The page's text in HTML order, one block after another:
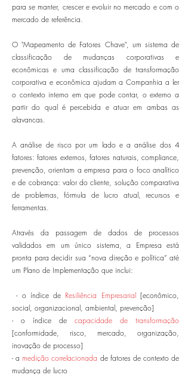
para se manter, crescer e evoluir no mercado e com o
mercado de referência.
O "Mapeamento de Fatores Chave", um sistema de
classificação de mudanças corporativas e
econômicas e uma classificação de transformação
corporativa e econômica ajudam a Companhia a ler
o contexto interno em que pode contar, o externo a
partir do qual é percebida e atuar em ambas as
alavancas.
A análise de risco por um lado e a análise dos 4
fatores: fatores externos, fatores naturais, compliance,
prevenção, orientam a empresa para o foco analítico
e de cobrança: valor do cliente, solução comparativa
de problemas, fórmula de lucro atual, recursos e
ferramentas.
Através da passagem de dados de processos
validados em um único sistema, a Empresa está
pronta para decidir sua “nova direção e política” até
um Plano de Implementação que inclui:
- o índice de Resiliência Empresarial[econômico,
social, organizacional, ambiental, prevenção]
- o índice de capacidade de transformação
[conformidade, risco, mercado, organização,
inovação de processo]
- a medição correlacionada de fatores de contexto de
mudança de lucro